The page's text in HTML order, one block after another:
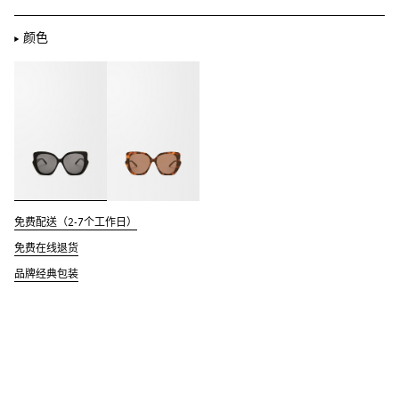
颜色
免费配送（2-7个工作日）
免费在线退货
品牌经典包装